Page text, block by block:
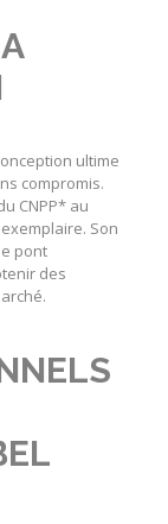
ultime
compromis.
CNPP* au
Son
pont
des